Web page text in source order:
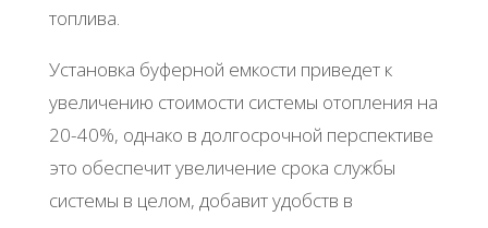
топлива.
Установка буферной емкости приведет к
увеличению стоимости системы отопления на
20-40%, однако в долгосрочной перспективе
это обеспечит увеличение срока службы
системы в целом, добавит удобств в